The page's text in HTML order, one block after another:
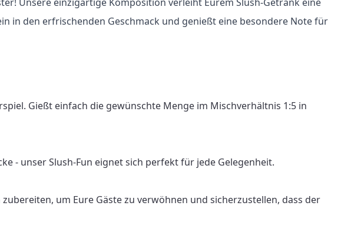
in den erfrischenden Geschmack und genießt eine besondere Note für
Gießt einfach die gewünschte Menge im Mischverhältnis 1:5 in
- unser Slush-Fun eignet sich perfekt für jede Gelegenheit.
um Eure Gäste zu verwöhnen und sicherzustellen, dass der